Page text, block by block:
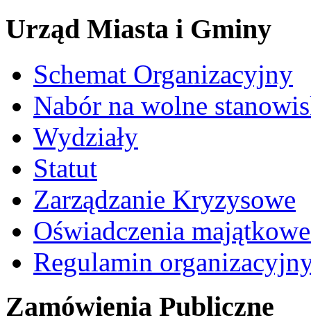
Urząd Miasta i Gminy
Schemat Organizacyjny
Nabór na wolne
Wydziały
Statut
Zarządzanie Kryzysowe
Oświadczenia
Regulamin
Zamówienia Publiczne